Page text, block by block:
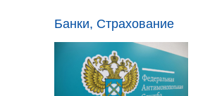
Банки, Страхование